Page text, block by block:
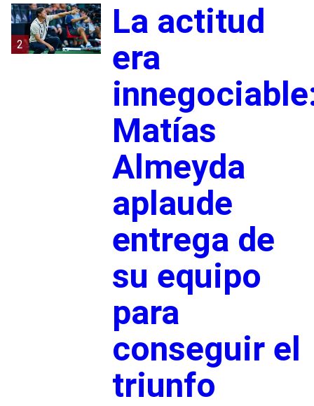
2
La actitud
era
Matías
Almeyda
aplaude
entrega de
su equipo
para
conseguir el
triunfo